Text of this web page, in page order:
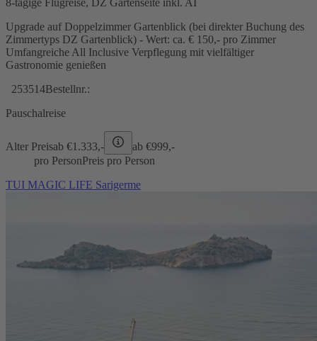
Upgrade auf Doppelzimmer Gartenblick (bei direkter Buchung des
Zimmertyps DZ Gartenblick) - Wert: ca. € 150,- pro Zimmer
Umfangreiche All Inclusive Verpflegung mit vielfältiger
Gastronomie genießen
253514Bestellnr.:
Pauschalreise
Alter Preisab €1.333,- ab €999,-
pro PersonPreis pro Person
TUI MAGIC LIFE Sarigerme